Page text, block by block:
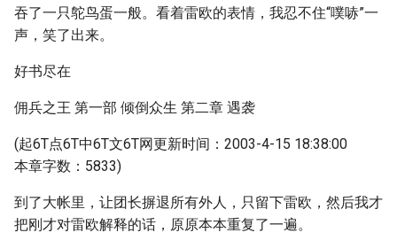
吞了一只鸵鸟蛋一般。看着雷欧的表情，我忍不住“噗哧”一
声，笑了出来。
好书尽在
佣兵之王 第一部 倾倒众生 第二章 遇袭
(起6T点6T中6T文6T网更新时间：2003-4-15 18:38:00
本章字数：5833)
到了大帐里，让团长摒退所有外人，只留下雷欧，然后我才
把刚才对雷欧解释的话，原原本本重复了一遍。